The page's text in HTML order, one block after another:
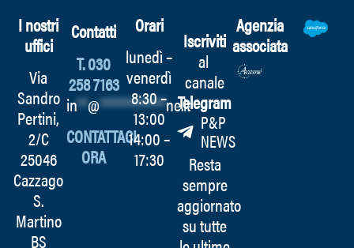
I nostri
uffici
Via
Sandro
Pertini,
2/C
25046
Cazzago
S.
Martino
BS
Contatti
T. 030
258 7163
in**@************ne.it
CONTATTACI
ORA
Orari
lunedì –
venerdì
8:30 –
13:00
14:00 –
17:30
Iscriviti
al
canale
Telegram
P&P
NEWS
Resta
sempre
aggiornato
su tutte
Agenzia
associata